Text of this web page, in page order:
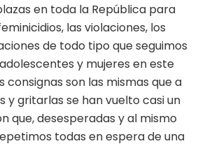
en toda la República para
las violaciones, los
de todo tipo que seguimos
y mujeres en este
consignas son las mismas que a
y gritarlas se han vuelto casi un
que, desesperadas y al mismo
todas en espera de una